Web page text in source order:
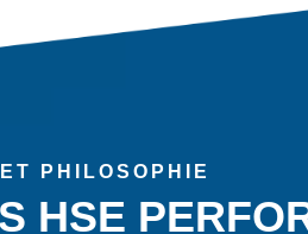
PHILOSOPHIE
HSE